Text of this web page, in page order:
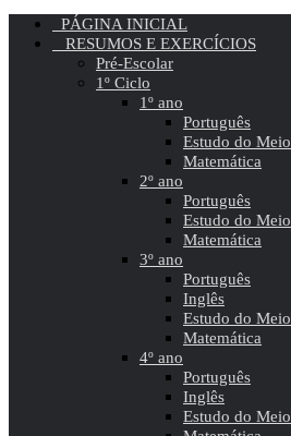
PÁGINA INICIAL
RESUMOS E EXERCÍCIOS
Pré-Escolar
1º Ciclo
1º ano
Português
Estudo do Meio
Matemática
2º ano
Português
Estudo do Meio
Matemática
3º ano
Português
Inglês
Estudo do Meio
Matemática
4º ano
Português
Inglês
Estudo do Meio